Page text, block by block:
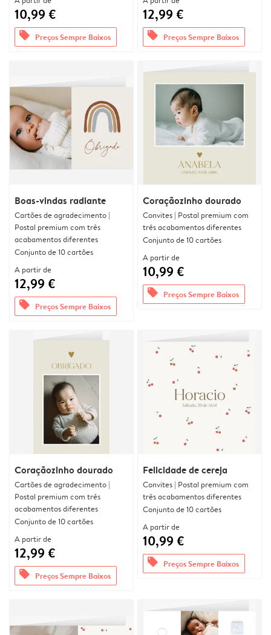
10,99 €
offers Preços Sempre Baixos
12,99 €
offers Preços Sempre Baixos
Boas-vindas radiante
Cartões de agradecimento |
Postal premium com três
acabamentos diferentes
Conjunto de 10 cartões
A partir de
12,99 €
offers Preços Sempre Baixos
Coraçãozinho dourado
Convites | Postal premium com
três acabamentos diferentes
Conjunto de 10 cartões
A partir de
10,99 €
offers Preços Sempre Baixos
Coraçãozinho dourado
Cartões de agradecimento |
Postal premium com três
acabamentos diferentes
Conjunto de 10 cartões
A partir de
12,99 €
offers Preços Sempre Baixos
Felicidade de cereja
Convites | Postal premium com
três acabamentos diferentes
Conjunto de 10 cartões
A partir de
10,99 €
offers Preços Sempre Baixos